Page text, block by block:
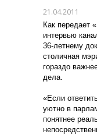
21.04.2011
Как передает
интервью
36-летнему
столичная
гораздо
дела.
«Если
уютно в
понятнее